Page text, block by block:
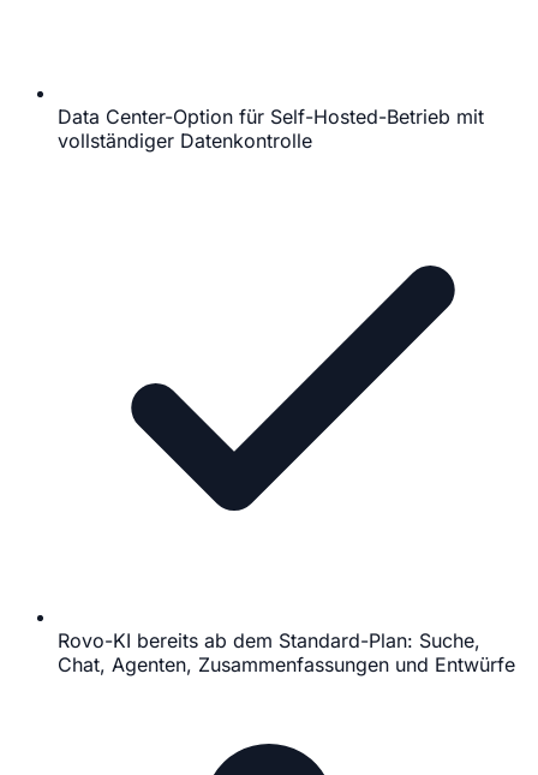
Data Center-Option für Self-Hosted-Betrieb mit
vollständiger Datenkontrolle
Rovo-KI bereits ab dem Standard-Plan: Suche,
Chat, Agenten, Zusammenfassungen und Entwürfe